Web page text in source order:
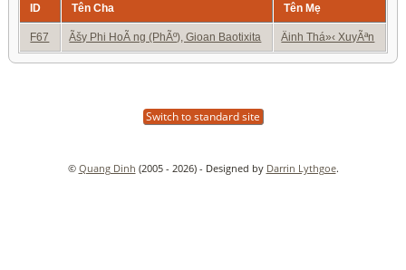
ID Tên Cha Tên Mẹ
F67 Ãšy Phi HoÃ ng (PhÃº), Gioan Baotixita Äinh Thá»‹ XuyÃªn
Switch to standard site
© Quang Dinh (2005 - 2026) - Designed by Darrin Lythgoe.